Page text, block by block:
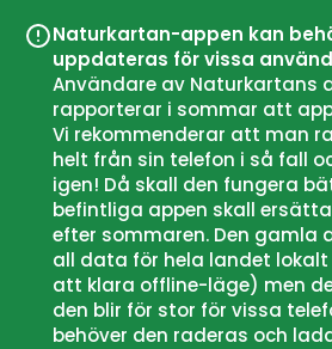
Naturkartan-appen kan
uppdateras för vissa
Användare av Naturkartans
rapporterar i sommar att
Vi rekommenderar att man
helt från sin telefon i så fall
igen! Då skall den fungera
befintliga appen skall
efter sommaren. Den gamla
all data för hela landet
att klara offline-läge) men
den blir för stor för vissa
behöver den raderas och